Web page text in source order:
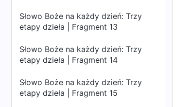
Słowo Boże na każdy dzień: Trzy
etapy dzieła | Fragment 13
Słowo Boże na każdy dzień: Trzy
etapy dzieła | Fragment 14
Słowo Boże na każdy dzień: Trzy
etapy dzieła | Fragment 15